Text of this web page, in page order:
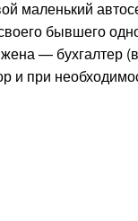
маленький
бывшего
— бухгалтер
и при